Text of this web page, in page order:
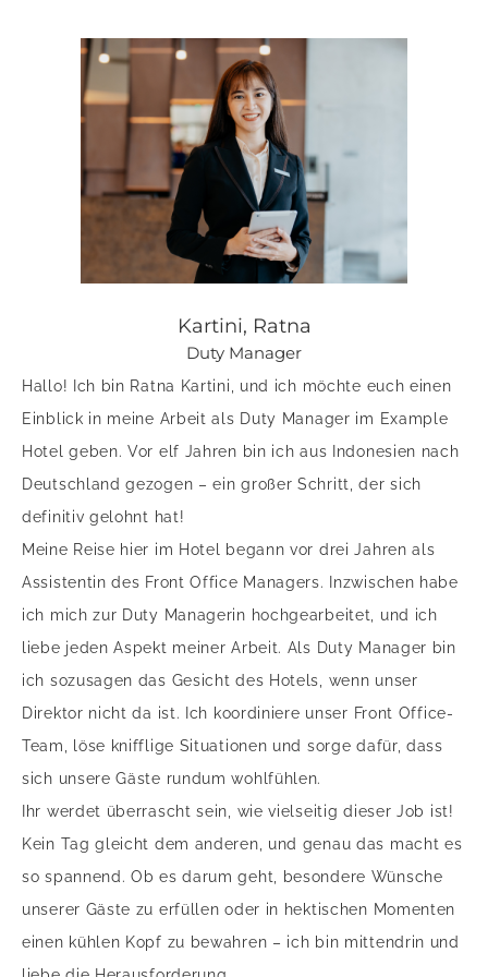
Kartini, Ratna
Duty Manager
Hallo! Ich bin Ratna Kartini, und ich möchte euch einen
Einblick in meine Arbeit als Duty Manager im Example
Hotel geben. Vor elf Jahren bin ich aus Indonesien nach
Deutschland gezogen – ein großer Schritt, der sich
definitiv gelohnt hat!
Meine Reise hier im Hotel begann vor drei Jahren als
Assistentin des Front Office Managers. Inzwischen habe
ich mich zur Duty Managerin hochgearbeitet, und ich
liebe jeden Aspekt meiner Arbeit. Als Duty Manager bin
ich sozusagen das Gesicht des Hotels, wenn unser
Direktor nicht da ist. Ich koordiniere unser Front Office-
Team, löse knifflige Situationen und sorge dafür, dass
sich unsere Gäste rundum wohlfühlen.
Ihr werdet überrascht sein, wie vielseitig dieser Job ist!
Kein Tag gleicht dem anderen, und genau das macht es
so spannend. Ob es darum geht, besondere Wünsche
unserer Gäste zu erfüllen oder in hektischen Momenten
einen kühlen Kopf zu bewahren – ich bin mittendrin und